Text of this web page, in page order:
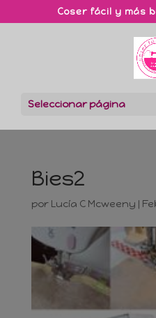
Coser fácil y más
Seleccionar página
Bies2
por Lucía C Mcweeny |